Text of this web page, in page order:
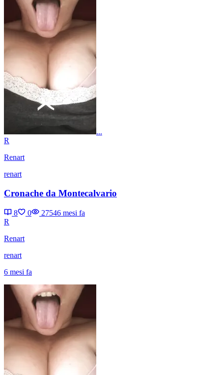
...
R
Renart
renart
Cronache da Montecalvario
8 0 27546 mesi fa
R
Renart
renart
6 mesi fa